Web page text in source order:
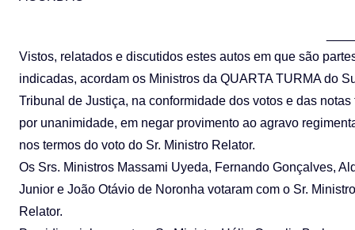
Vistos, relatados e discutidos estes autos em que são
indicadas, acordam os Ministros da QUARTA TURMA do
Tribunal de Justiça, na conformidade dos votos e das
por unanimidade, em negar provimento ao agravo
nos termos do voto do Sr. Ministro Relator.
Os Srs. Ministros Massami Uyeda, Fernando Gonçalves,
Junior e João Otávio de Noronha votaram com o Sr. Ministro
Relator.